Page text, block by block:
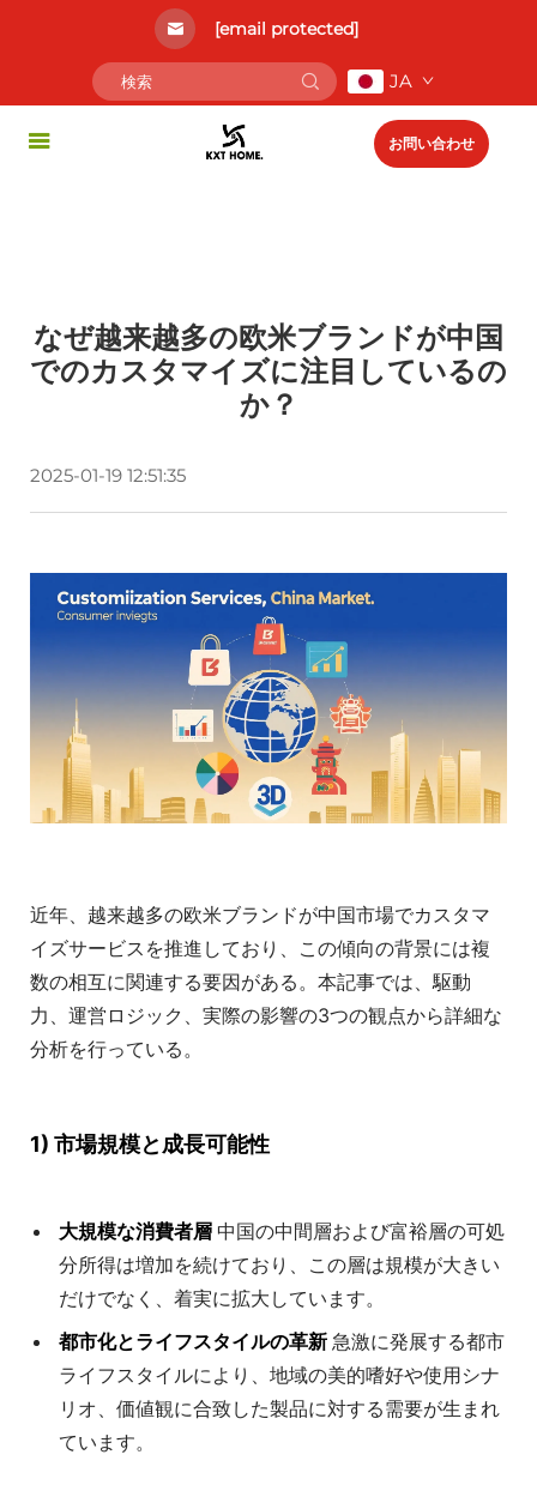
[email protected]
JA
お問い合わせ
なぜ越来越多の欧米ブランドが中国
でのカスタマイズに注目しているの
か？
2025-01-19 12:51:35
近年、越来越多の欧米ブランドが中国市場でカスタマ
イズサービスを推進しており、この傾向の背景には複
数の相互に関連する要因がある。本記事では、駆動
力、運営ロジック、実際の影響の3つの観点から詳細な
分析を行っている。
1) 市場規模と成長可能性
大規模な消費者層 中国の中間層および富裕層の可処
分所得は増加を続けており、この層は規模が大きい
だけでなく、着実に拡大しています。
都市化とライフスタイルの革新 急激に発展する都市
ライフスタイルにより、地域の美的嗜好や使用シナ
リオ、価値観に合致した製品に対する需要が生まれ
ています。